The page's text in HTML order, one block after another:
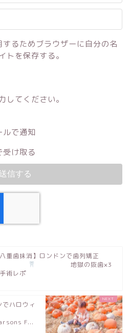
るためブラウザーに自分の名
トを保存する。
してください。
ルで通知
受け取る
八重歯抹消】ロンドンで歯列矯正
地獄の抜歯×3
術レポ
でハロウィ
F...